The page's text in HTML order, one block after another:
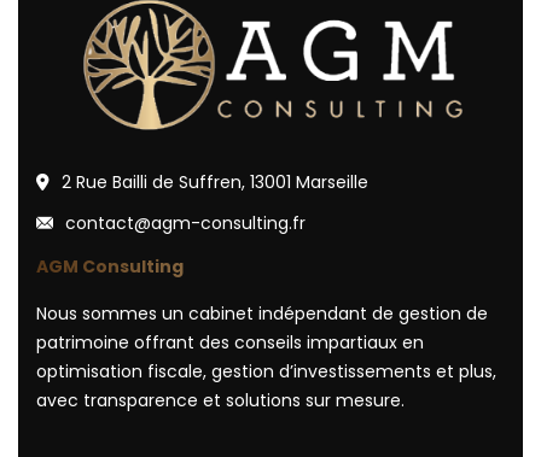
2 Rue Bailli de Suffren, 13001 Marseille
contact@agm-consulting.fr
AGM Consulting
Nous sommes un cabinet indépendant de gestion de
patrimoine offrant des conseils impartiaux en
optimisation fiscale, gestion d’investissements et plus,
avec transparence et solutions sur mesure.